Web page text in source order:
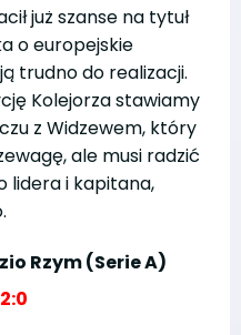
już szanse na tytuł
o europejskie
trudno do realizacji.
Kolejorza stawiamy
z Widzewem, który
ale musi radzić
lidera i kapitana,
Rzym (Serie A)
2:0